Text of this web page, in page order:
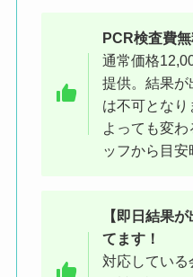
左手にマクドナ
右に曲がります
の道）
PCR検査費
通常価格
提供。結果が
は不可となり
よっても変
ッフから目安
【即日結果
てます！
対応している